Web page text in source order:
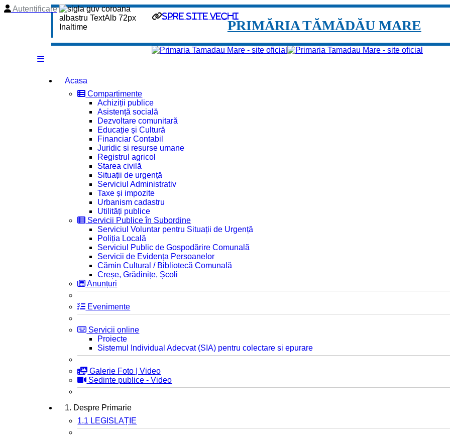
spre site vechi
Autentificare
PRIMĂRIA TĂMĂDĂU MARE
Acasa
Compartimente
Achiziții publice
Asistență socială
Dezvoltare comunitară
Educație și Cultură
Financiar Contabil
Juridic si resurse umane
Registrul agricol
Starea civilă
Situații de urgență
Serviciul Administrativ
Taxe și impozite
Urbanism cadastru
Utilități publice
Servicii Publice în Subordine
Serviciul Voluntar pentru Situații de Urgență
Poliția Locală
Serviciul Public de Gospodărire Comunală
Servicii de Evidența Persoanelor
Cămin Cultural / Bibliotecă Comunală
Creșe, Grădinițe, Școli
Anunțuri
Evenimente
Servicii online
Proiecte
Sistemul Individual Adecvat (SIA) pentru colectare si epurare
Galerie Foto | Video
Sedinte publice - Video
1. Despre Primarie
1.1 LEGISLAȚIE